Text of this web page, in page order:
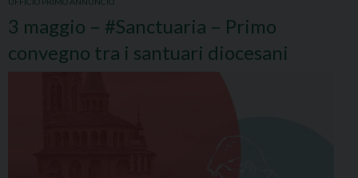
3 maggio – #Sanctuaria – Primo
convegno tra i santuari diocesani